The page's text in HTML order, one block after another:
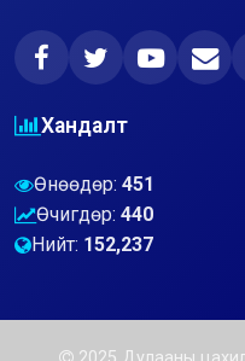
Хандалт
Өнөөдөр: 451
Өчигдөр: 440
Нийт: 152,237